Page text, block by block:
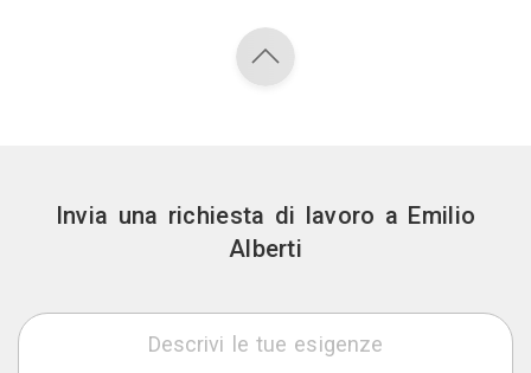
Invia una richiesta di lavoro a Emilio
Alberti